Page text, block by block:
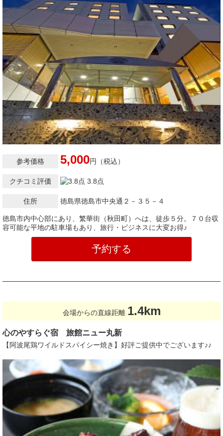
参考価格 5,000円（税込）
クチコミ評価 3.8点
住所 徳島県徳島市中央通２－３５－４
徳島市内中心部にあり、繁華街（秋田町）へは、徒歩５分。７０台収
容可能な平地の駐車場もあり、旅行・ビジネスに大変お得♪
予約する
会場からの直線距離 1.4km
心のやすらぐ宿 旅館ニュー丸新
【阿波尾鶏ワイルドスパイシー焼き】好評ご提供中でございます♪♪